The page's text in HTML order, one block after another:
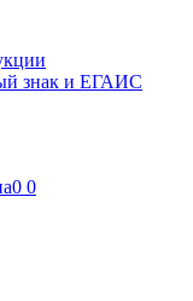
знак и ЕГАИС
0 0